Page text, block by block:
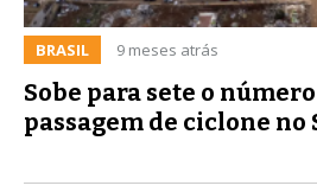
BRASIL 9 meses atrás
Sobe para sete o
passagem de ciclone no